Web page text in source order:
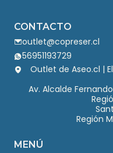
CONTACTO
outlet@copreser.cl
56951193729
Outlet de Aseo.cl |
Av. Alcalde
Región
MENÚ